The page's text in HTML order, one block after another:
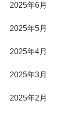
2025年6月
2025年5月
2025年4月
2025年3月
2025年2月